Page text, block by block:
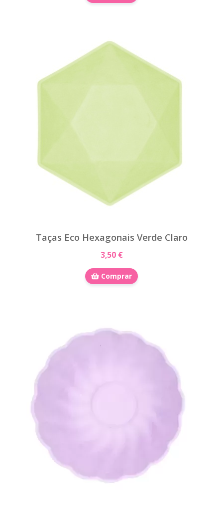
Taças Eco Hexagonais Verde Claro
3,50 €
Comprar